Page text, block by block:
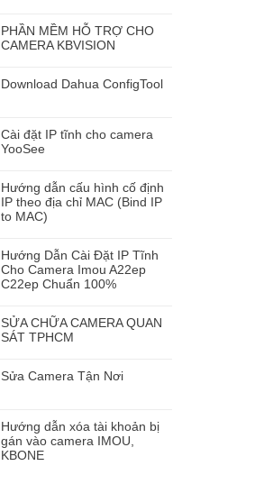
PHẦN MỀM HỖ TRỢ CHO
CAMERA KBVISION
Download Dahua ConfigTool
Cài đặt IP tĩnh cho camera
YooSee
Hướng dẫn cấu hình cố định
IP theo địa chỉ MAC (Bind IP
to MAC)
Hướng Dẫn Cài Đặt IP Tĩnh
Cho Camera Imou A22ep
C22ep Chuẩn 100%
SỬA CHỮA CAMERA QUAN
SÁT TPHCM
Sửa Camera Tận Nơi
Hướng dẫn xóa tài khoản bị
gán vào camera IMOU,
KBONE